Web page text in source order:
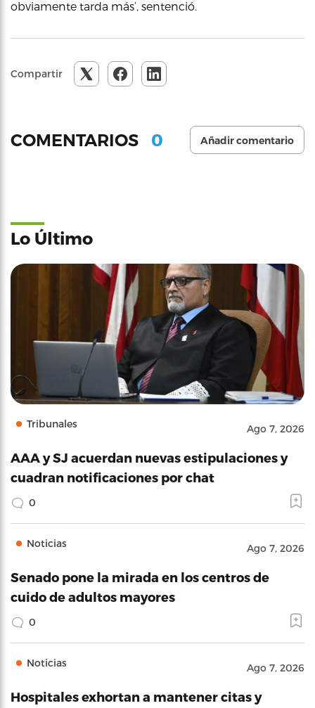
obviamente tarda más’, sentenció.
Compartir
COMENTARIOS 0 Añadir comentario
Lo Último
Tribunales Ago 7, 2026
AAA y SJ acuerdan nuevas estipulaciones y
cuadran notificaciones por chat
0
Noticias Ago 7, 2026
Senado pone la mirada en los centros de
cuido de adultos mayores
0
Noticias Ago 7, 2026
Hospitales exhortan a mantener citas y